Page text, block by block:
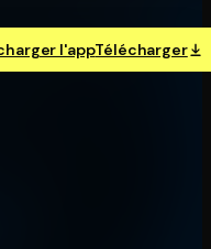
l'appTélécharger